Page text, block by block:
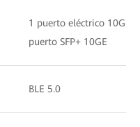
1 puerto eléctrico 10GE,
puerto SFP+ 10GE
BLE 5.0